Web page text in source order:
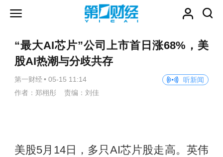
“最大AI芯片”公司上市首日涨68%，美
股AI热潮与分歧共存
第一财经 • 05-15 11:14
听新闻
作者：郑栩彤 责编：刘佳
美股5月14日，多只AI芯片股走高。英伟